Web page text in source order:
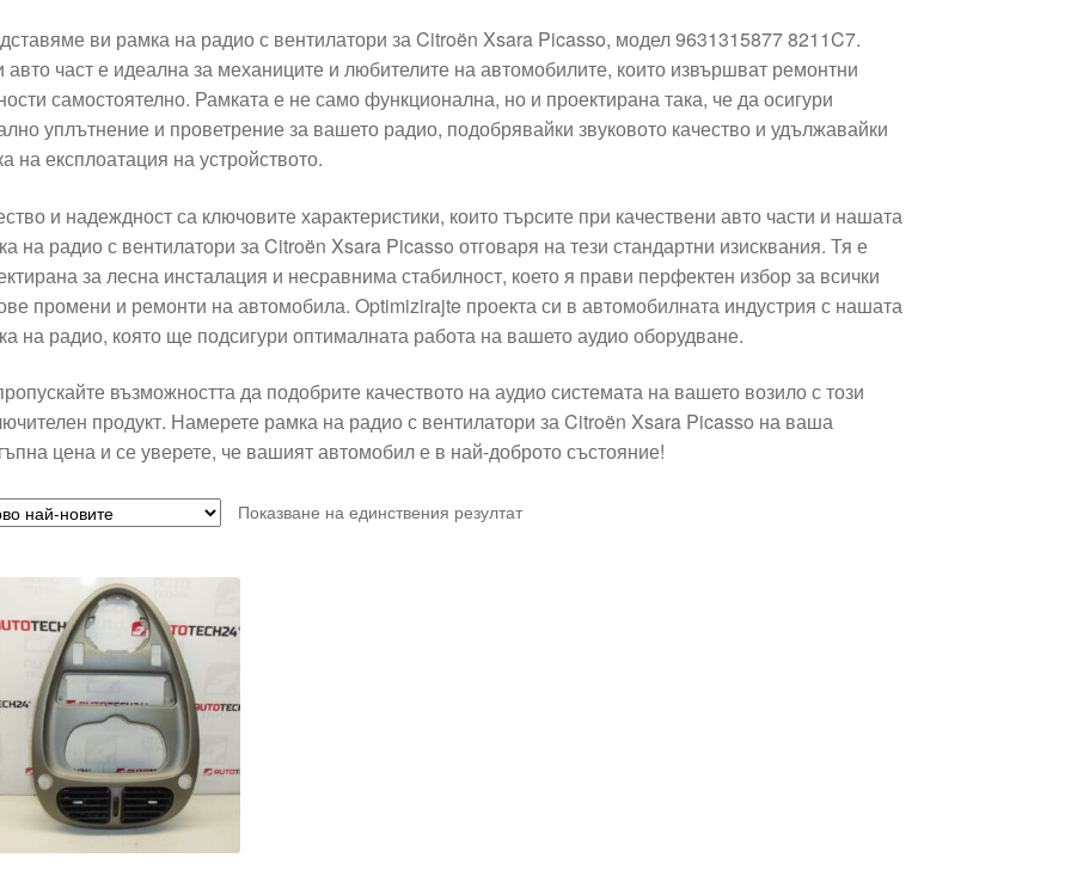
ви рамка на радио с вентилатори за Citroën Xsara Picasso, модел 9631315877 8211C7.
авто част е идеална за механиците и любителите на автомобилите, които извършват ремонтни
самостоятелно. Рамката е не само функционална, но и проектирана така, че да осигури
уплътнение и проветрение за вашето радио, подобрявайки звуковото качество и удължавайки
на експлоатация на устройството.
и надеждност са ключовите характеристики, които търсите при качествени авто части и нашата
на радио с вентилатори за Citroën Xsara Picasso отговаря на тези стандартни изисквания. Тя е
за лесна инсталация и несравнима стабилност, което я прави перфектен избор за всички
промени и ремонти на автомобила. Optimizirajte проекта си в автомобилната индустрия с нашата
на радио, която ще подсигури оптималната работа на вашето аудио оборудване.
възможността да подобрите качеството на аудио системата на вашето возило с този
продукт. Намерете рамка на радио с вентилатори за Citroën Xsara Picasso на ваша
цена и се уверете, че вашият автомобил е в най-доброто състояние!
Показване на единствения резултат